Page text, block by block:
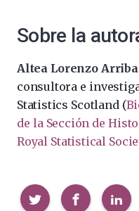
Sobre la
Altea Lorenzo
consultora e
Statistics Scotland (
de la Sección de
Royal Statistical
Compartir